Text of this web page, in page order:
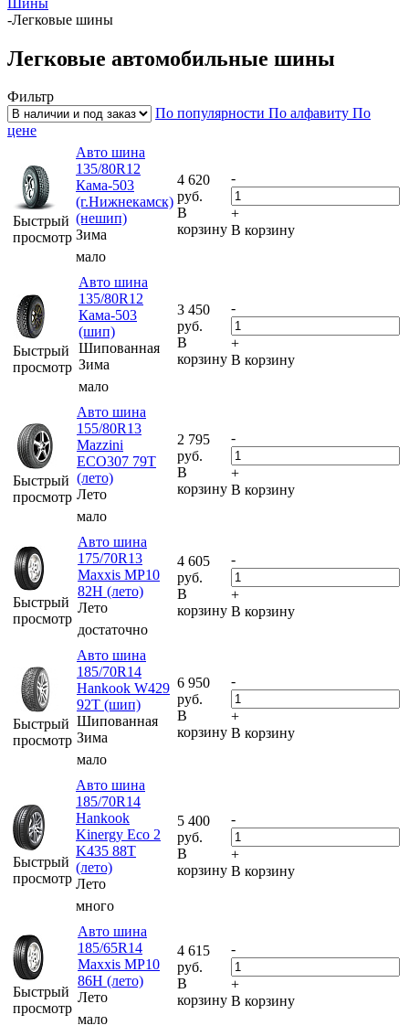
-Легковые шины
Легковые автомобильные шины
Фильтр
По популярности По алфавиту По
цене
Быстрый
просмотр
Авто шина
135/80R12
Кама-503
(г.Нижнекамск)
(нешип)
Зима
мало
4 620
руб.
В
корзину
-
+
В корзину
Быстрый
просмотр
Авто шина
135/80R12
Кама-503
(шип)
Шипованная
Зима
мало
3 450
руб.
В
корзину
-
+
В корзину
Быстрый
просмотр
Авто шина
155/80R13
Mazzini
ECO307 79T
(лето)
Лето
мало
2 795
руб.
В
корзину
-
+
В корзину
Быстрый
просмотр
Авто шина
175/70R13
Maxxis MP10
82H (лето)
Лето
достаточно
4 605
руб.
В
корзину
-
+
В корзину
Быстрый
просмотр
Авто шина
185/70R14
Hankook W429
92T (шип)
Шипованная
Зима
мало
6 950
руб.
В
корзину
-
+
В корзину
Быстрый
просмотр
Авто шина
185/70R14
Hankook
Kinergy Eco 2
K435 88T
(лето)
Лето
много
5 400
руб.
В
корзину
-
+
В корзину
Быстрый
просмотр
Авто шина
185/65R14
Maxxis MP10
86H (лето)
Лето
мало
4 615
руб.
В
корзину
-
+
В корзину